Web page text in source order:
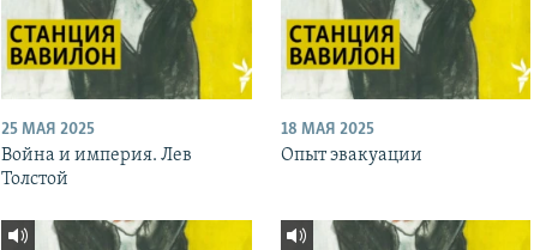
25 МАЯ 2025
Война и империя. Лев
Толстой
18 МАЯ 2025
Опыт эвакуации